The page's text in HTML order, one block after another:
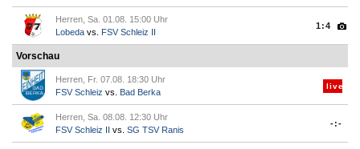
Herren, Sa. 01.08. 15:00 Uhr
Lobeda vs. FSV Schleiz II
1:4
Vorschau
Herren, Fr. 07.08. 18:30 Uhr
FSV Schleiz vs. Bad Berka
live
Herren, Sa. 08.08. 12:30 Uhr
FSV Schleiz II vs. SG TSV Ranis
-:-